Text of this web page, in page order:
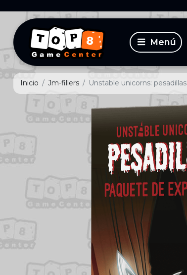
Inicio Jm-fillers Unstable unicorns: pesadillas